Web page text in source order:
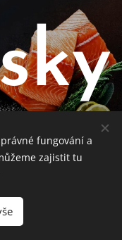
fungování a
zajistit tu